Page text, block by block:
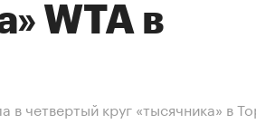
WTA в
в четвертый круг «тысячника» в